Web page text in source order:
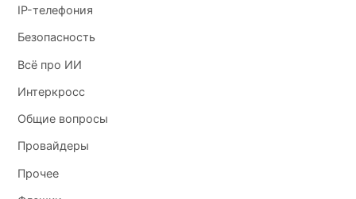
IP-телефония
Безопасность
Всё про ИИ
Интеркросс
Общие вопросы
Провайдеры
Прочее